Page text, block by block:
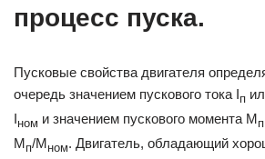
процесс пуска.
Пусковые свойства двигателя
очередь значением пускового тока Iп
Iном и значением пускового момента Мп
Мп/Мном. Двигатель, обла­дающий